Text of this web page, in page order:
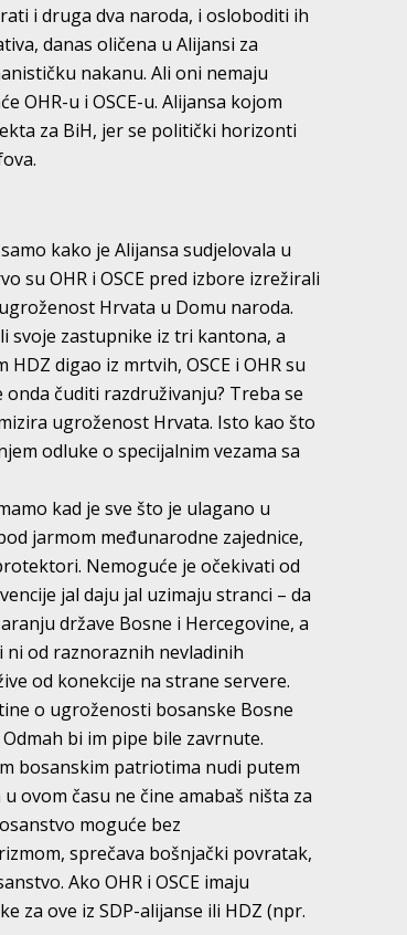
i druga dva naroda, i osloboditi ih
danas oličena u Alijansi za
nakanu. Ali oni nemaju
OHR-u i OSCE-u. Alijansa kojom
za BiH, jer se politički horizonti
kako je Alijansa sudjelovala u
su OHR i OSCE pred izbore izrežirali
Hrvata u Domu naroda.
svoje zastupnike iz tri kantona, a
digao iz mrtvih, OSCE i OHR su
čuditi razdruživanju? Treba se
ugroženost Hrvata. Isto kao što
odluke o specijalnim vezama sa
kad je sve što je ulagano u
jarmom međunarodne zajednice,
Nemoguće je očekivati od
jal daju jal uzimaju stranci – da
države Bosne i Hercegovine, a
od raznoraznih nevladinih
od konekcije na strane servere.
o ugroženosti bosanske Bosne
bi im pipe bile zavrnute.
bosanskim patriotima nudi putem
ovom času ne čine amabaš ništa za
moguće bez
sprečava bošnjački povratak,
Ako OHR i OSCE imaju
za ove iz SDP-alijanse ili HDZ (npr.